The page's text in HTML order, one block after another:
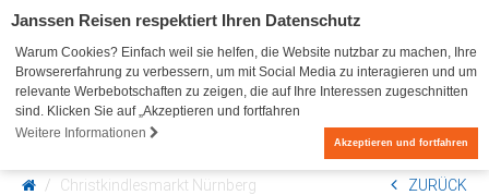
Janssen Reisen respektiert Ihren Datenschutz
Warum Cookies? Einfach weil sie helfen, die Website nutzbar zu machen, Ihre
Browsererfahrung zu verbessern, um mit Social Media zu interagieren und um
relevante Werbebotschaften zu zeigen, die auf Ihre Interessen zugeschnitten
sind. Klicken Sie auf „Akzeptieren und fortfahren
Weitere Informationen
Akzeptieren und fortfahren
Christkindlesmarkt Nürnberg ZURÜCK